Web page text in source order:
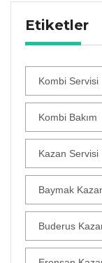
Etiketler
Kombi Servisi
Kombi Bakım
Kazan Servisi
Baymak
Buderus